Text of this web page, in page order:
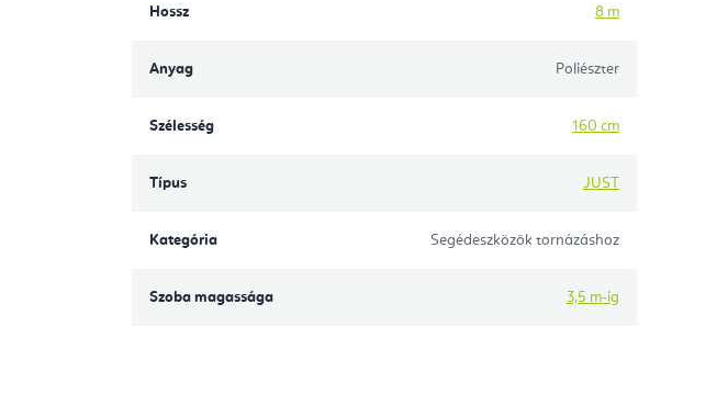
Hossz 8 m
Anyag Poliészter
Szélesség 160 cm
Típus JUST
Kategória Segédeszközök tornázáshoz
Szoba magassága 3,5 m-ig